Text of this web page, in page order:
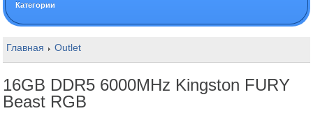
Категории
Главная Outlet
16GB DDR5 6000MHz Kingston FURY
Beast RGB